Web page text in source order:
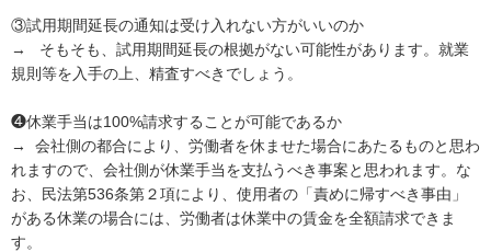
③試用期間延長の通知は受け入れない方がいいのか
→   そもそも、試用期間延長の根拠がない可能性があります。就業
規則等を入手の上、精査すべきでしょう。
❹休業手当は100%請求することが可能であるか
→  会社側の都合により、労働者を休ませた場合にあたるものと思わ
れますので、会社側が休業手当を支払うべき事案と思われます。な
お、民法第536条第２項により、使用者の「責めに帰すべき事由」
がある休業の場合には、労働者は休業中の賃金を全額請求できま
す。